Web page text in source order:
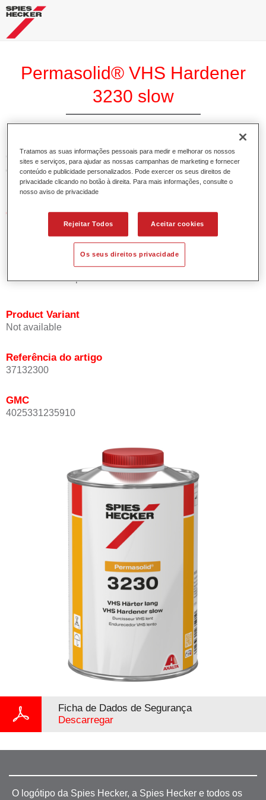
Permasolid® VHS Hardener
3230 slow
O Permasolid Endurecedor VHS 3230 lento permite uma
óptima aplicação para os aparelhos Permasolid HS,
Permasolid Esmalte HS 275 e vernizes HS.
Características do produto
Possui alto teor em sólidos.
Permite uma aplicação económica e ambientalmente
Adequado para a reparação de painéis e pinturas gerais
mesmo a temperaturas ambiente muito elevadas.
Product Variant
Not available
Referência do artigo
37132300
GMC
4025331235910
Ficha de Dados de Segurança
Descarregar
O logótipo da Spies Hecker, a Spies Hecker e todos os
Tratamos as suas informações pessoais para medir e melhorar os nossos
sites e serviços, para ajudar as nossas campanhas de marketing e fornecer
conteúdo e publicidade personalizados. Pode exercer os seus direitos de
privacidade clicando no botão à direita. Para mais informações, consulte o
nosso aviso de privacidade
Rejeitar Todos Aceitar cookies
Os seus direitos privacidade